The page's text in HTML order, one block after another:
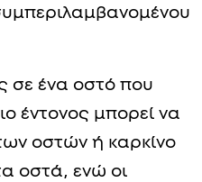
σε ένα οστό που
έντονος μπορεί να
οστών ή καρκίνο
οστά, ενώ οι